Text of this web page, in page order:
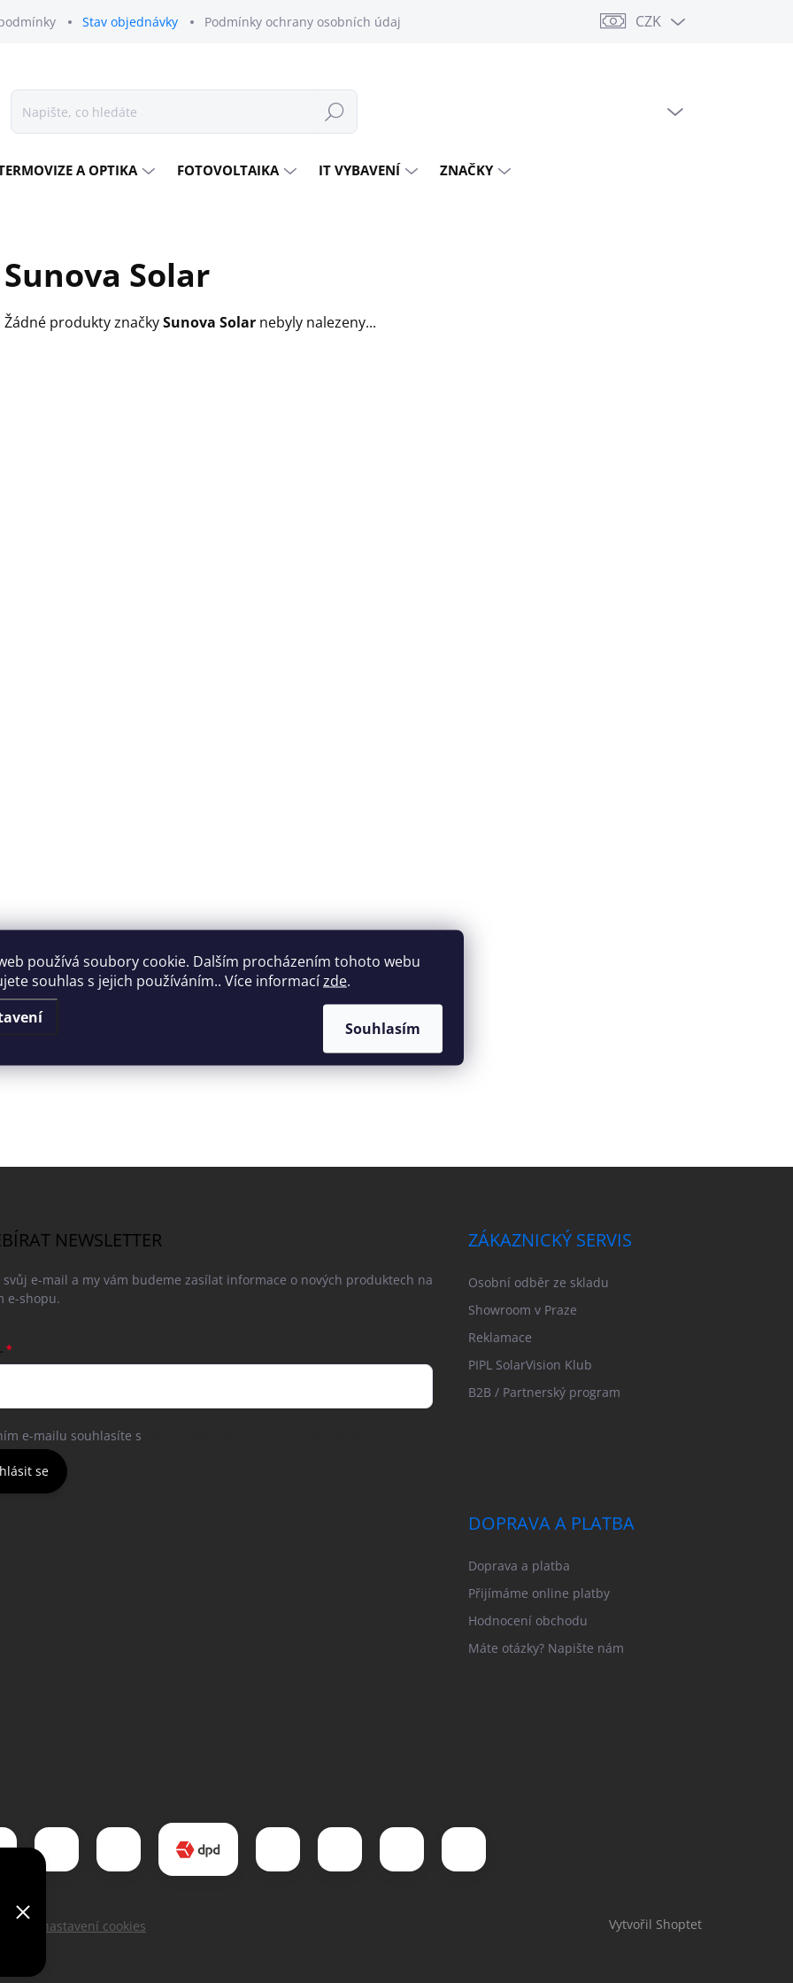
používá soubory cookie. Dalším procházením tohoto webu
souhlas s jejich používáním.. Více informacízde.
Souhlasím
Stav objednávky Podmínky ochrany osobních údajů CZK
Hledat
A OPTIKA FOTOVOLTAIKA IT VYBAVENÍ ZNAČKY
Sunova Solar
Žádné produkty značkySunova Solar nebyly nalezeny...
NEWSLETTER
svůj e-mail a my vám budeme zasílat informace o nových produktech na
e-shopu.
e-mailu souhlasíte s
se
ZÁKAZNICKÝ SERVIS
Osobní odběr ze skladu
Showroom v Praze
Reklamace
PIPL SolarVision Klub
B2B / Partnerský program
DOPRAVA A PLATBA
Doprava a platba
Přijímáme online platby
Hodnocení obchodu
Máte otázky? Napište nám
Vytvořil Shoptet
Upravit nastavení cookies